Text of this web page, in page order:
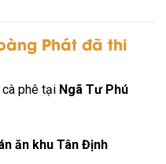
Phát đã thi
phê tại Ngã Tư Phú
ăn khu Tân Định